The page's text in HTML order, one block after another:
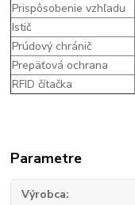
Prispôsobenie vzhľadu
Istič
Prúdový chránič
Prepäťová ochrana
RFID čítačka
Parametre
Výrobca